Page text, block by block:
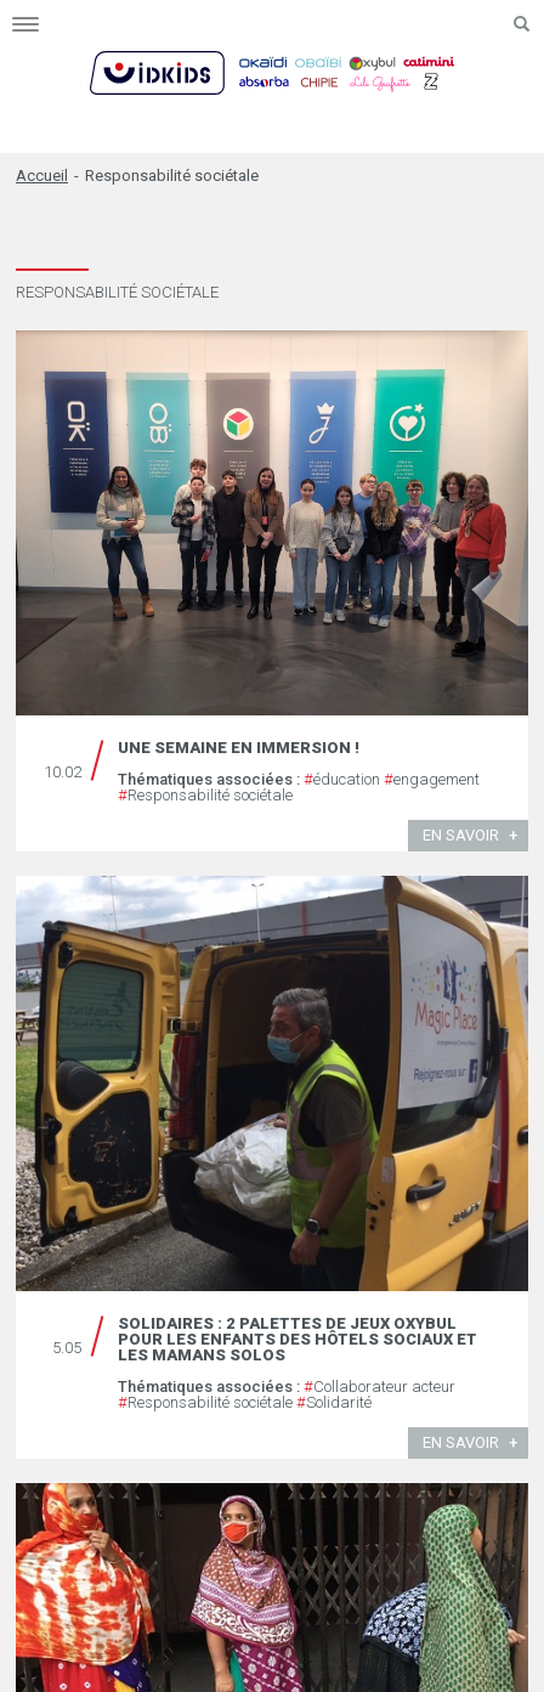
Toggle
Accueil - Responsabilité sociétale
RESPONSABILITÉ SOCIÉTALE
10.02
UNE SEMAINE EN IMMERSION !
Thématiques associées : #éducation #engagement
#Responsabilité sociétale
EN SAVOIR
5.05
SOLIDAIRES : 2 PALETTES DE JEUX OXYBUL
POUR LES ENFANTS DES HÔTELS SOCIAUX ET
LES MAMANS SOLOS
Thématiques associées : #Collaborateur acteur
#Responsabilité sociétale #Solidarité
EN SAVOIR